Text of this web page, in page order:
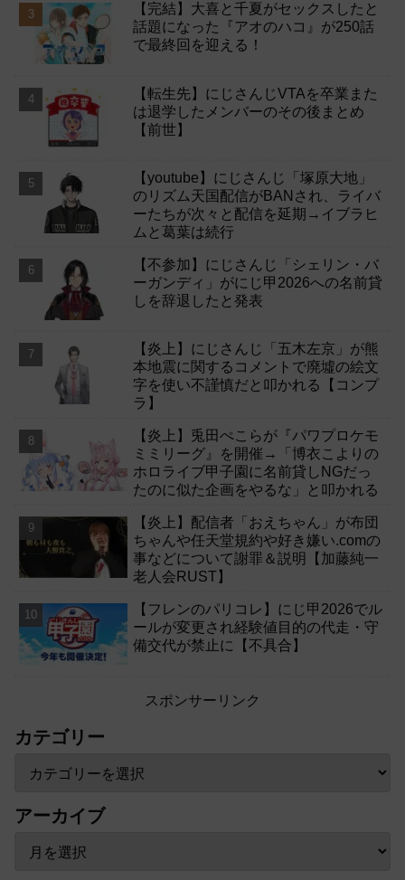
【完結】大喜と千夏がセックスしたと
話題になった『アオのハコ』が250話
で最終回を迎える！
【転生先】にじさんじVTAを卒業また
は退学したメンバーのその後まとめ
【前世】
【youtube】にじさんじ「塚原大地」
のリズム天国配信がBANされ、ライバ
ーたちが次々と配信を延期→イブラヒ
ムと葛葉は続行
【不参加】にじさんじ「シェリン・バ
ーガンディ」がにじ甲2026への名前貸
しを辞退したと発表
【炎上】にじさんじ「五木左京」が熊
本地震に関するコメントで廃墟の絵文
字を使い不謹慎だと叩かれる【コンプ
ラ】
【炎上】兎田ぺこらが『パワプロケモ
ミミリーグ』を開催→「博衣こよりの
ホロライブ甲子園に名前貸しNGだっ
たのに似た企画をやるな」と叩かれる
【炎上】配信者「おえちゃん」が布団
ちゃんや任天堂規約や好き嫌い.comの
事などについて謝罪＆説明【加藤純一
老人会RUST】
【フレンのパリコレ】にじ甲2026でル
ールが変更され経験値目的の代走・守
備交代が禁止に【不具合】
スポンサーリンク
カテゴリー
アーカイブ